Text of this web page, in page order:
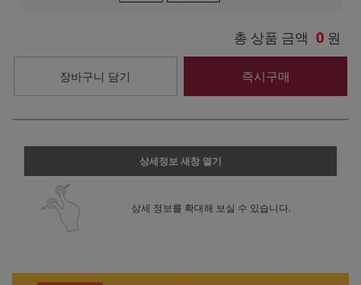
총 상품 금액 0 원
장바구니 담기 즉시구매
상세정보 새창 열기
상세 정보를 확대해 보실 수 있습니다.